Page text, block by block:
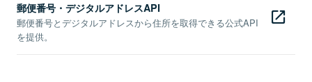
郵便番号・デジタルアドレスAPI
郵便番号とデジタルアドレスから住所を取得できる公式API
を提供。